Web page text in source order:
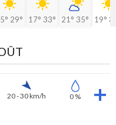
29° 17° 33° 21° 35° 19°
20 - 30 km/h 0 %